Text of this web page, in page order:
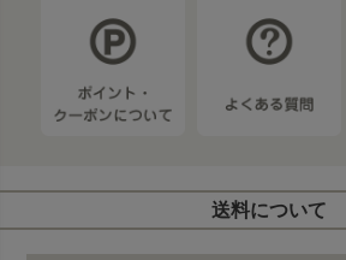
送料について